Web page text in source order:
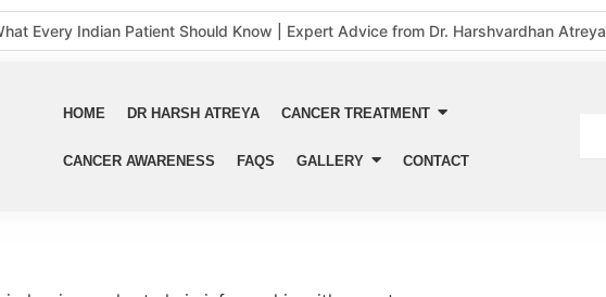
Every Indian Patient Should Know | Expert Advice from Dr. Harshvardhan Atreya
का कैंसर: कारण, लक्षण और बचाव
Day 2026: Signs, Risk Factors, and Why Early Diagnosis Changes Everything
स्टेज 4 लेकर लौटी
HOME DR HARSH ATREYA CANCER TREATMENT
CANCER AWARENESS FAQS GALLERY CONTACT